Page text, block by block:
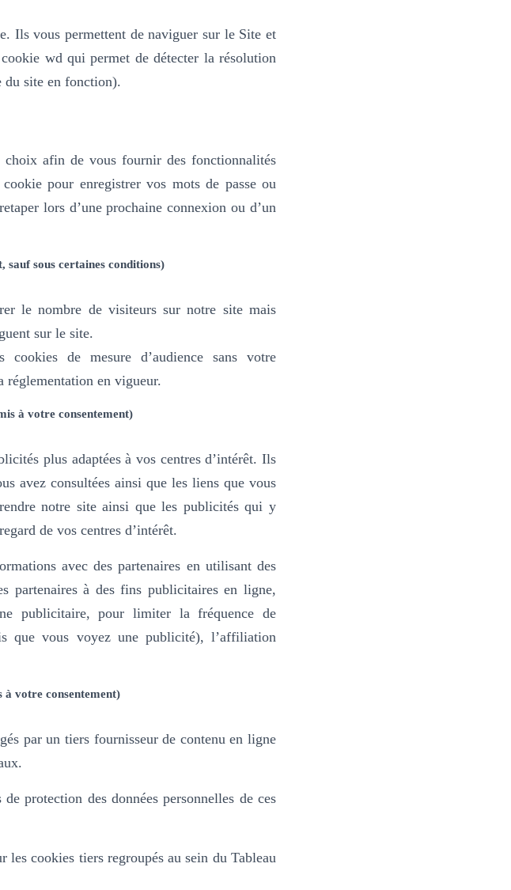
Ils vous permettent de naviguer sur le Site et
wd qui permet de détecter la résolution
du site en fonction).
afin de vous fournir des fonctionnalités
pour enregistrer vos mots de passe ou
lors d’une prochaine connexion ou d’un
sauf sous certaines conditions)
le nombre de visiteurs sur notre site mais
sur le site.
cookies de mesure d’audience sans votre
réglementation en vigueur.
à votre consentement)
plus adaptées à vos centres d’intérêt. Ils
avez consultées ainsi que les liens que vous
notre site ainsi que les publicités qui y
de vos centres d’intérêt.
avec des partenaires en utilisant des
partenaires à des fins publicitaires en ligne,
publicitaire, pour limiter la fréquence de
que vous voyez une publicité), l’affiliation
à votre consentement)
par un tiers fournisseur de contenu en ligne
protection des données personnelles de ces
cookies tiers regroupés au sein du Tableau